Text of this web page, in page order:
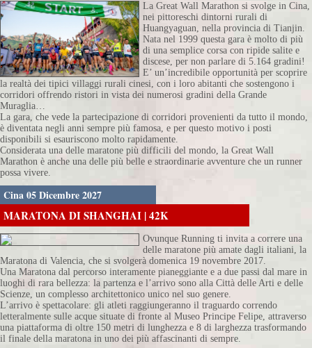
La Great Wall Marathon si svolge in Cina,
nei pittoreschi dintorni rurali di
Huangyaguan, nella provincia di Tianjin.
Nata nel 1999 questa gara è molto di più
di una semplice corsa con ripide salite e
discese, per non parlare di 5.164 gradini!
E’ un’incredibile opportunità per scoprire
la realtà dei tipici villaggi rurali cinesi, con i loro abitanti che sostengono i
corridori offrendo ristori in vista dei numerosi gradini della Grande
Muraglia…
La gara, che vede la partecipazione di corridori provenienti da tutto il mondo,
è diventata negli anni sempre più famosa, e per questo motivo i posti
disponibili si esauriscono molto rapidamente.
Considerata una delle maratone più difficili del mondo, la Great Wall
Marathon è anche una delle più belle e straordinarie avventure che un runner
possa vivere.
Cina 05 Dicembre 2027
MARATONA DI SHANGHAI | 42K
Ovunque Running ti invita a correre una
delle maratone più amate dagli italiani, la
Maratona di Valencia, che si svolgerà domenica 19 novembre 2017.
Una Maratona dal percorso interamente pianeggiante e a due passi dal mare in
luoghi di rara bellezza: la partenza e l’arrivo sono alla Città delle Arti e delle
Scienze, un complesso architettonico unico nel suo genere.
L’arrivo è spettacolare: gli atleti raggiungeranno il traguardo correndo
letteralmente sulle acque situate di fronte al Museo Principe Felipe, attraverso
una piattaforma di oltre 150 metri di lunghezza e 8 di larghezza trasformando
il finale della maratona in uno dei più affascinanti di sempre.